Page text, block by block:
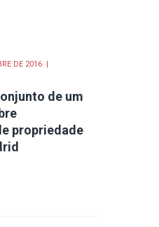
DE 2016
de um
propriedade